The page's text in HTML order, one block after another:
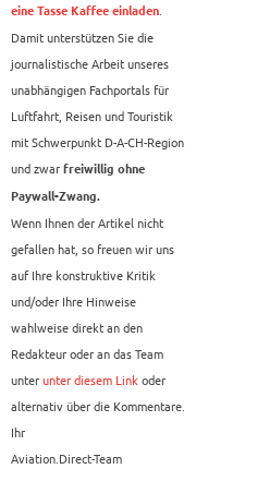
eine Tasse Kaffee einladen.
Damit unterstützen Sie die
journalistische Arbeit unseres
unabhängigen Fachportals für
Luftfahrt, Reisen und Touristik
mit Schwerpunkt D-A-CH-Region
und zwar freiwillig ohne
Paywall-Zwang.
Wenn Ihnen der Artikel nicht
gefallen hat, so freuen wir uns
auf Ihre konstruktive Kritik
und/oder Ihre Hinweise
wahlweise direkt an den
Redakteur oder an das Team
unterunter diesem Linkoder
alternativ über die Kommentare.
Ihr
Aviation.Direct-Team